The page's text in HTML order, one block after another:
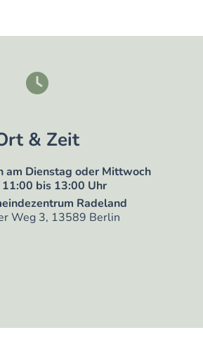

& Zeit
am Dienstag oder Mittwoch
11:00 bis 13:00 Uhr
Radeland
Weg 3, 13589 Berlin